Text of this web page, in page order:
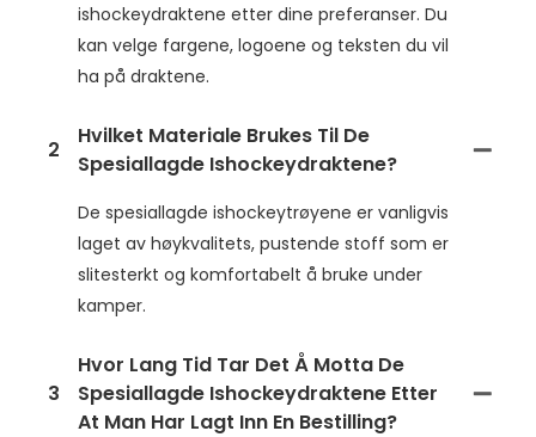
ishockeydraktene etter dine preferanser. Du
kan velge fargene, logoene og teksten du vil
ha på draktene.
2
Hvilket Materiale Brukes Til De
Spesiallagde Ishockeydraktene?
De spesiallagde ishockeytrøyene er vanligvis
laget av høykvalitets, pustende stoff som er
slitesterkt og komfortabelt å bruke under
kamper.
3
Hvor Lang Tid Tar Det Å Motta De
Spesiallagde Ishockeydraktene Etter
At Man Har Lagt Inn En Bestilling?